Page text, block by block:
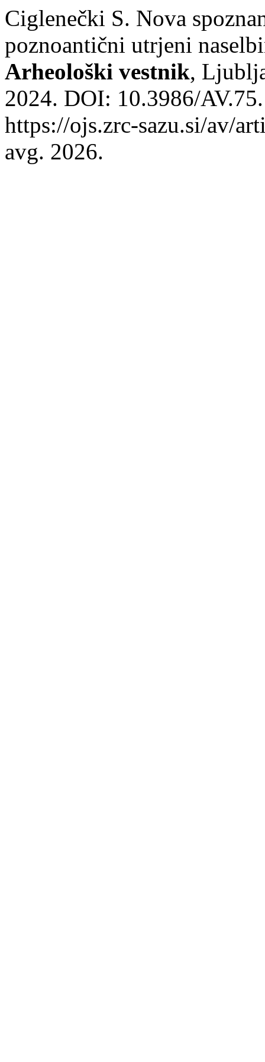
Ciglenečki S. Nova
poznoantični utrjeni
Arheološki vestnik,
2024. DOI: 10.3986/
https://ojs.zrc-sazu.si/av/
avg. 2026.